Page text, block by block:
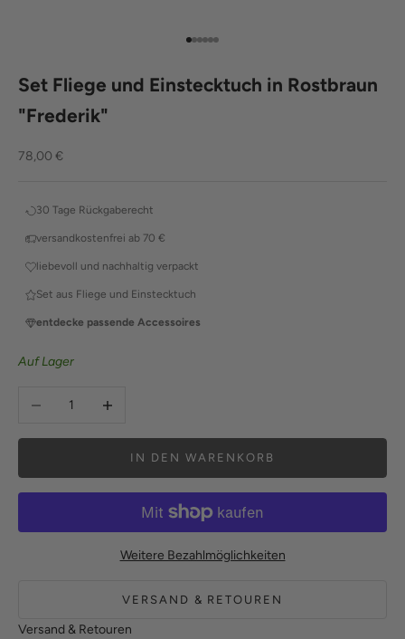
Gehe zu Element 1
Gehe zu Element 2
Gehe zu Element 3
Gehe zu Element 4
Gehe zu Element 5
Gehe zu Element 6
Set Fliege und Einstecktuch in Rostbraun
"Frederik"
Angebot
78,00 €
30 Tage Rückgaberecht
versandkostenfrei ab 70 €
liebevoll und nachhaltig verpackt
Set aus Fliege und Einstecktuch
entdecke passende Accessoires
Auf Lager
Anzahl verringernAnzahl erhöhen
IN DEN WARENKORB
Weitere Bezahlmöglichkeiten
VERSAND & RETOUREN
Versand & Retouren